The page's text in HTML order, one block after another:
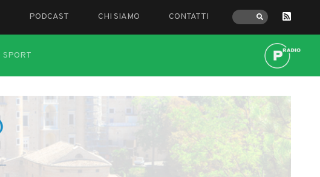
PODCAST CHI SIAMO CONTATTI
SPORT